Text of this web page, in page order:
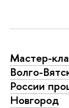
Мастер-
Волго-
России
Новгород